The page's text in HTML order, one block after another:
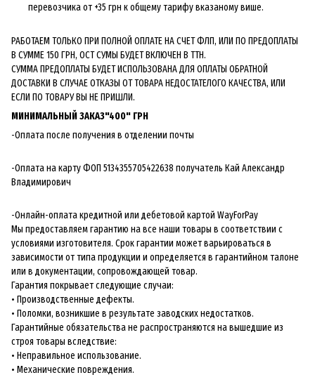
перевозчика от +35 грн к общему тарифу вказаному више.
РАБОТАЕМ ТОЛЬКО ПРИ ПОЛНОЙ ОПЛАТЕ НА СЧЕТ ФЛП, ИЛИ ПО ПРЕДОПЛАТЫ
В СУММЕ 150 ГРН, ОСТ СУМЫ БУДЕТ ВКЛЮЧЕН В ТТН.
СУММА ПРЕДОПЛАТЫ БУДЕТ ИСПОЛЬЗОВАНА ДЛЯ ОПЛАТЫ ОБРАТНОЙ
ДОСТАВКИ В СЛУЧАЕ ОТКАЗЫ ОТ ТОВАРА НЕДОСТАТЕЛОГО КАЧЕСТВА, ИЛИ
ЕСЛИ ПО ТОВАРУ ВЫ НЕ ПРИШЛИ.
МИНИМАЛЬНЫЙ ЗАКАЗ"400" ГРН
-Оплата после получения в отделении почты
-Оплата на карту ФОП 5134355705422638 получатель Кай Александр
Владимирович
-Онлайн-оплата кредитной или дебетовой картой WayForPay
Мы предоставляем гарантию на все наши товары в соответствии с
условиями изготовителя. Срок гарантии может варьироваться в
зависимости от типа продукции и определяется в гарантийном талоне
или в документации, сопровождающей товар.
Гарантия покрывает следующие случаи:
• Производственные дефекты.
• Поломки, возникшие в результате заводских недостатков.
Гарантийные обязательства не распространяются на вышедшие из
строя товары вследствие:
• Неправильное использование.
• Механические повреждения.